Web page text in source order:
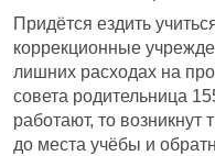
Придётся ездить
коррекционные
лишних расходах на
совета родительница
работают, то возникнут
до места учёбы и